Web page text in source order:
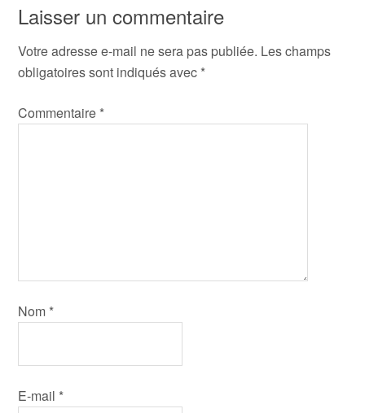
Laisser un commentaire
Votre adresse e-mail ne sera pas publiée. Les champs
obligatoires sont indiqués avec *
Commentaire *
Nom *
E-mail *